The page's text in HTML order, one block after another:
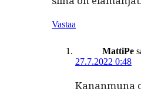
Vastaa
MattiPe
27.7.2022 0:48
Kanan­mu­na